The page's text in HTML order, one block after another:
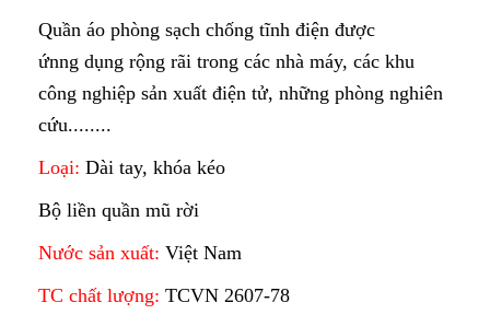
Quần áo phòng sạch chống tĩnh điện được
ứnng dụng rộng rãi trong các nhà máy, các khu
công nghiệp sản xuất điện tử, những phòng nghiên
cứu........
Loại: Dài tay, khóa kéo
Bộ liền quần mũ rời
Nước sản xuất: Việt Nam
TC chất lượng: TCVN 2607-78